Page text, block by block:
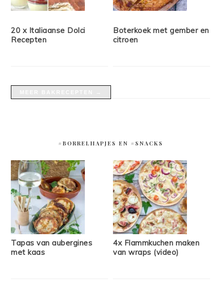
20 x Italiaanse Dolci
Recepten
Boterkoek met gember en
citroen
#BORRELHAPJES EN #SNACKS
Tapas van aubergines
met kaas
4x Flammkuchen maken
van wraps (video)